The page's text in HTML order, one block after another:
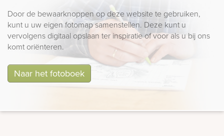
Door de bewaarknoppen op deze website te gebruiken,
kunt u uw eigen fotomap samenstellen. Deze kunt u
vervolgens digitaal opslaan ter inspiratie of voor als u bij ons
komt oriënteren.
Naar het fotoboek